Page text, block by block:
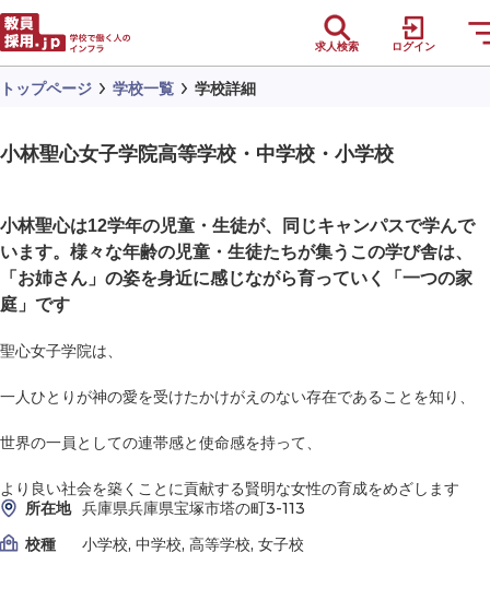
求人検索 ログイン
トップページ 学校一覧 学校詳細
小林聖心女子学院高等学校・中学校・小学校
小林聖心は12学年の児童・生徒が、同じキャンパスで学んで
います。様々な年齢の児童・生徒たちが集うこの学び舎は、
「お姉さん」の姿を身近に感じながら育っていく「一つの家
庭」です
聖心女子学院は、
一人ひとりが神の愛を受けたかけがえのない存在であることを知り、
世界の一員としての連帯感と使命感を持って、
より良い社会を築くことに貢献する賢明な女性の育成をめざします
所在地 兵庫県兵庫県宝塚市塔の町3-113
校種
小学校, 中学校, 高等学校, 女子校